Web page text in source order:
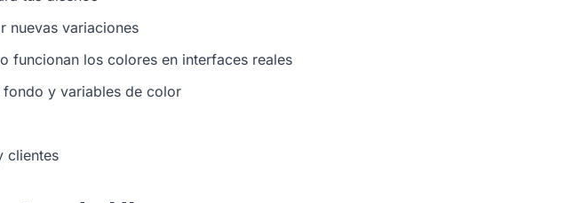
nuevas variaciones
funcionan los colores en interfaces reales
y variables de color
clientes